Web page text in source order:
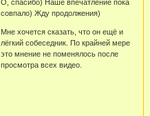
О, спасибо) Наше впечатление пока
совпало) Жду продолжения)
Мне хочется сказать, что он ещё и
лёгкий собеседник. По крайней мере
это мнение не поменялось после
просмотра всех видео.